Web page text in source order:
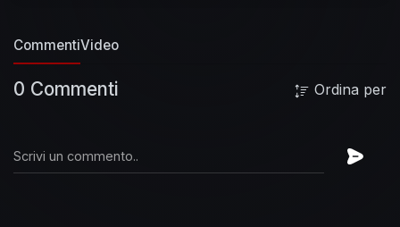
https://www.twitch.tv/lostranonerd18
CommentiVideo
0 Commenti Ordina per